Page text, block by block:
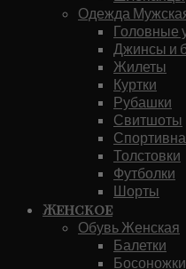
Одежда
Головные
Джинсы и
Жилеты
Куртки
Рубашки
Свитшоты
Толстовки
Футболки
Шорты
Женское
Обувь Женская
Балетки
Босоножки